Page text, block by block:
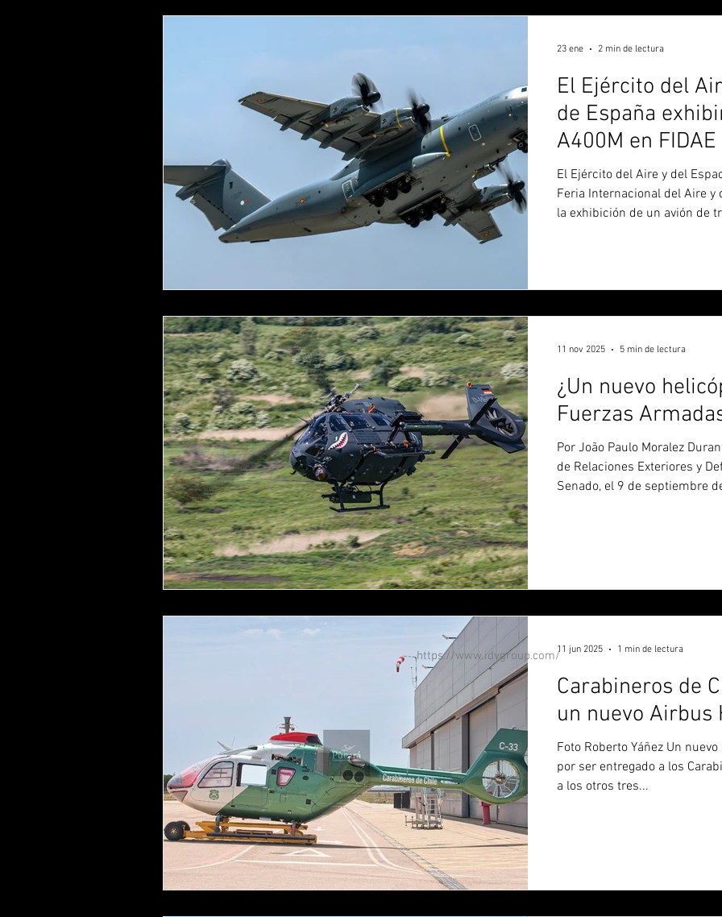
El Ejército del
de España
A400M en
El Ejército del Aire y del
Feria Internacional del Aire y
la exhibición de un avión de
Zaragoza, y forma parte de
23 ene 2 min de lectura
¿Un nuevo
Fuerzas
Por João Paulo Moralez Durante una sesión de la Comisión
de Relaciones Exteriores y
Senado, el 9 de septiembre
11 nov 2025 5 min de lectura
Carabineros de
un nuevo Airbus
Foto Roberto Yáñez Un nuevo helicóptero Airbus H135 está
por ser entregado a los
a los otros tres...
11 jun 2025 1 min de lectura
https://www.idvgroup.com/